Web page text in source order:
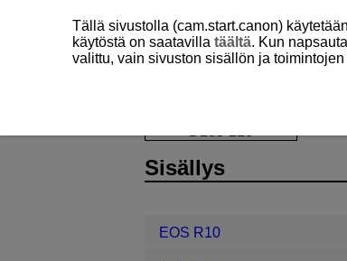
Sisällys
EOS R10
Tällä sivustolla (cam.start.canon)
käytöstä on saatavilla täältä. Kun
valittu, vain sivuston sisällön ja